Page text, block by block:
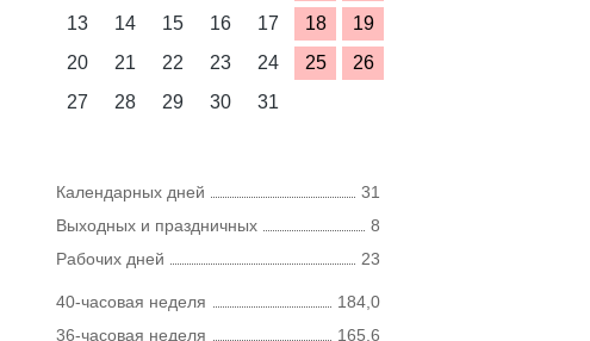
13
14 15 16 17 18
19
20
21 22 23 24 25
26
27
28 29 30 31
Календарных дней
31
Выходных и праздничных
8
Рабочих дней
23
40-часовая неделя
184,0
36-часовая неделя
165,6